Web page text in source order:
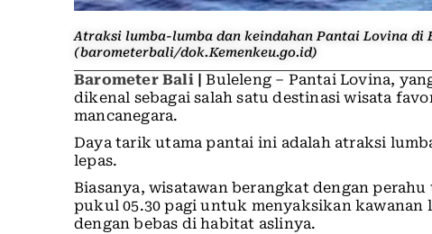
Atraksi lumba-lumba dan keindahan Pantai Lovina di
(barometerbali/dok.Kemenkeu.go.id)
Barometer Bali| Buleleng – Pantai Lovina,
dikenal sebagai salah satu destinasi wisata
mancanegara.
Daya tarik utama pantai ini adalah atraksi
lepas.
Biasanya, wisatawan berangkat dengan
pukul 05.30 pagi untuk menyaksikan kawanan
dengan bebas di habitat aslinya.